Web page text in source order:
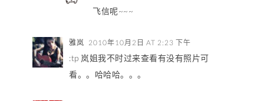
飞信呢~~~
雅岚 2010年10月2日 AT 2:23 下午
:tp 岚姐我不时过来查看有没有照片可
看。。哈哈哈。。。